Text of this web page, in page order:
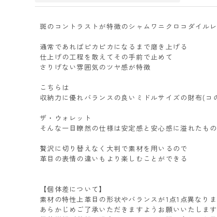
斑のコントラストが特徴のシャムワニクロコダイル
通常であればピカピカになるまで磨き上げる
仕上げの工程を敢えてその手前で止めて
さりげない雰囲気のツヤ感が特徴
こちらは
収納力に優れバランスの良いミドルサイズの財布(コ
ザ・ウォレット
そんな一目瞭然の仕様は安定感と安心感に溢れたもの
贅沢に切り替えなく大判で素材を用いるので
革目の表情の違いもより楽しむことができる
【個体差について】
素材の特性上革目の形状やバランスが1点1点異なり
あらかじめご了承いただきますようお願いいたします